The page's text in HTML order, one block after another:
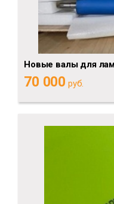
Новые валы для
70 000 руб.